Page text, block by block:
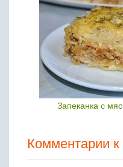
Запеканка с
Комментарии к